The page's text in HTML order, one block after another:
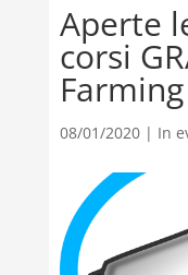
Aperte
corsi
08/01/2020| In